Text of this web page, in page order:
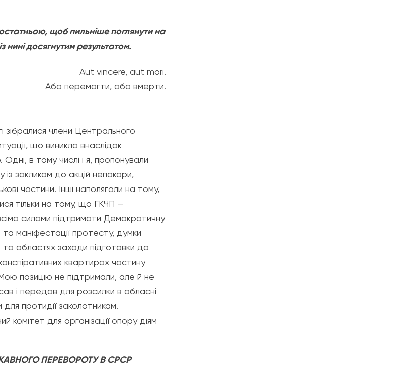
щоб пильніше поглянути на
нині досягнутим результатом.
Aut vincere, aut mori.
Або перемогти, або вмерти.
зібралися члени Центрального
що виникла внаслідок
в тому числі і я, пропонували
закликом до акцій непокори,
частини. Інші наполягали на тому,
тільки на тому, що ГКЧП —
силами підтримати Демократичну
маніфестації протесту, думки
та областях заходи підготовки до
квартирах частину
позицію не підтримали, але й не
і передав для розсилки в обласні
протидії заколотникам.
комітет для організації опору діям
ПЕРЕВОРОТУ В СРСР